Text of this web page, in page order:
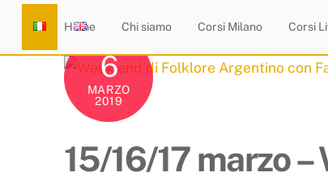
content
Home Chi siamo Corsi Milano Corsi
6
MARZO
2019
15/16/17 marzo